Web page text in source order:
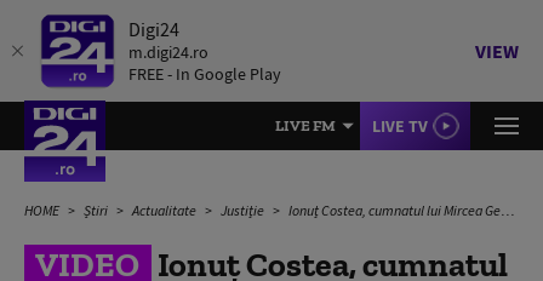
Digi24
m.digi24.ro
FREE - In Google Play
VIEW
LIVE FM LIVE TV
HOME Știri Actualitate Justiție Ionuț Costea, cumnatul lui Mircea Geoană, condamnat pentru mită, a fost adus în țară. El a fost transportat de la Otopeni la Rahova
VIDEO Ionuț Costea, cumnatul